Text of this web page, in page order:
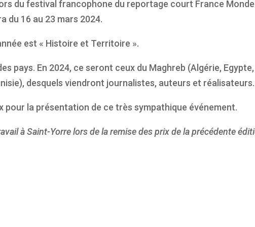
du festival francophone du reportage court France
du 16 au 23 mars 2024.
est « Histoire et Territoire ».
pays. En 2024, ce seront ceux du Maghreb (Algérie, Egypte,
desquels viendront journalistes, auteurs et réalisateurs.
pour la présentation de ce très sympathique événement.
à Saint-Yorre lors de la remise des prix de la précédente